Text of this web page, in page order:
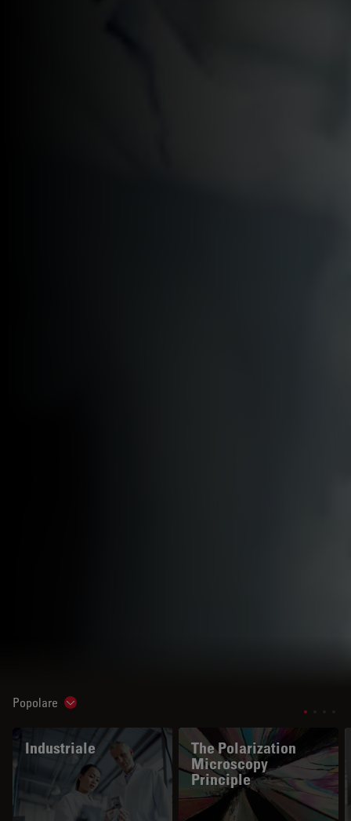
Popolare Show subnavigation
Industriale
The Polarization
Microscopy
Principle